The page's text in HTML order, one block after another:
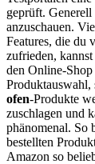
geprüft.
anzuschauen.
Features, die du
zufrieden, kannst
den Online-
Produktauswahl,
ofen-Produkte
zuschlagen und
phänomenal. So
bestellten
Amazon so